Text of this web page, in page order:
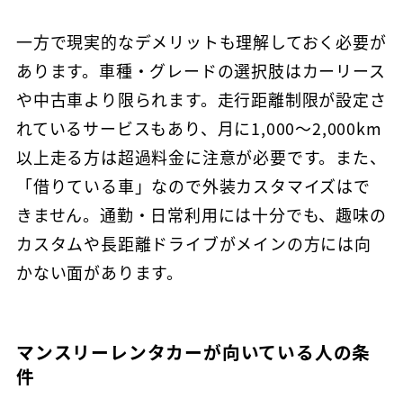
一方で現実的なデメリットも理解しておく必要が
あります。車種・グレードの選択肢はカーリース
や中古車より限られます。走行距離制限が設定さ
れているサービスもあり、月に1,000〜2,000km
以上走る方は超過料金に注意が必要です。また、
「借りている車」なので外装カスタマイズはで
きません。通勤・日常利用には十分でも、趣味の
カスタムや長距離ドライブがメインの方には向
かない面があります。
マンスリーレンタカーが向いている人の条
件